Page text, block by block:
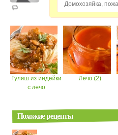
Гуляш из индейки
с лечо
Лечо (2)
Похожие рецепты